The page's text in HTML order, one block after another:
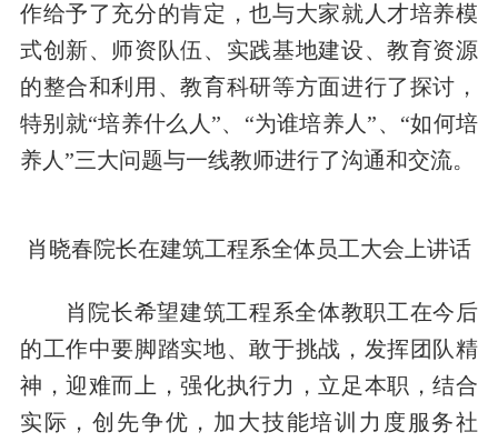
作给予了充分的肯定，也与大家就人才培养模
式创新、师资队伍、实践基地建设、教育资源
的整合和利用、教育科研等方面进行了探讨，
特别就“培养什么人”、“为谁培养人”、“如何培
养人”三大问题与一线教师进行了沟通和交流。
肖晓春院长在建筑工程系全体员工大会上讲话
肖院长希望建筑工程系全体教职工在今后
的工作中要脚踏实地、敢于挑战，发挥团队精
神，迎难而上，强化执行力，立足本职，结合
实际，创先争优，加大技能培训力度服务社